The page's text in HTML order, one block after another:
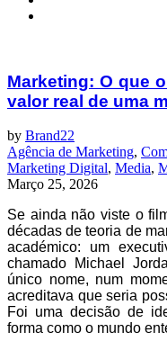
Marketing: O que
valor real de uma
by Brand22
Agência de Marketing,
Marketing Digital, Media,
Março 25, 2026
Se ainda não viste o
décadas de teoria de
académico: um
chamado Michael
único nome, num
acreditava que seria
Foi uma decisão de
forma como o mundo